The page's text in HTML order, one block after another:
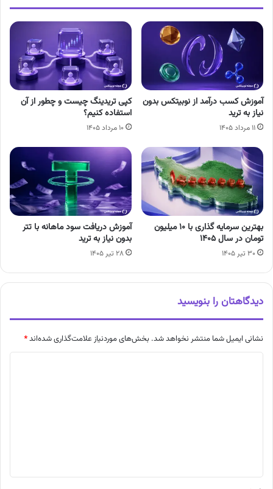
آموزش کسب درآمد از نوبیتکس بدون
نیاز به ترید
۱۱ مرداد ۱۴۰۵
کپی تریدینگ چیست و چطور از آن
استفاده کنیم؟
۱۰ مرداد ۱۴۰۵
بهترین سرمایه گذاری با ۱۰ میلیون
تومان در سال ۱۴۰۵
۳۰ تیر ۱۴۰۵
آموزش دریافت سود ماهانه با تتر
بدون نیاز به ترید
۲۸ تیر ۱۴۰۵
دیدگاهتان را بنویسید
نشانی ایمیل شما منتشر نخواهد شد. بخش‌های موردنیاز علامت‌گذاری شده‌اند*